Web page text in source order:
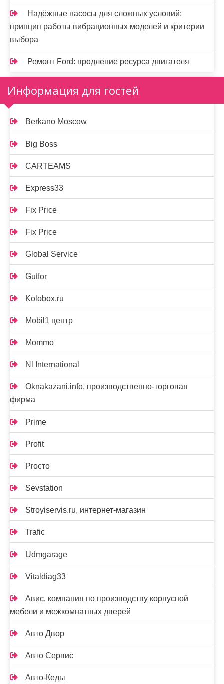
Надёжные насосы для сложных условий:
принцип работы вибрационных моделей и критерии
выбора
Ремонт Ford: продление ресурса двигателя
Информация для гостей
Berkano Moscow
Big Boss
CARTEAMS
Express33
Fix Price
Fix Price
Global Service
Gutfor
Kolobox.ru
Mobil1 центр
Mommo
Nl International
Oknakazani.info, производственно-торговая
фирма
Prime
Profit
Proсто
Sevstation
Stroyiservis.ru, интернет-магазин
Trafic
Udmgarage
Vitaldiag33
Авис, компания по производству корпусной
мебели и межкомнатных дверей
Авто Двор
Авто Сервис
Авто-Кеды